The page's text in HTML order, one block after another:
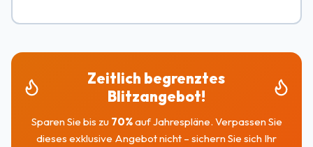
Zeitlich begrenztes
Blitzangebot!
Sparen Sie bis zu 70%auf Jahrespläne. Verpassen Sie
dieses exklusive Angebot nicht – sichern Sie sich Ihr